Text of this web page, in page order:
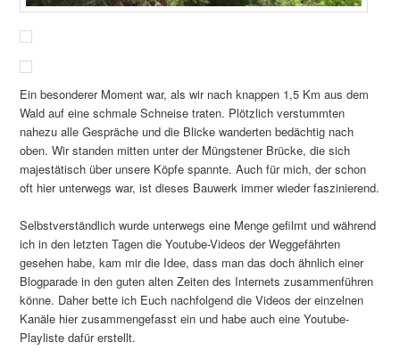
Ein besonderer Moment war, als wir nach knappen 1,5 Km aus dem
Wald auf eine schmale Schneise traten. Plötzlich verstummten
nahezu alle Gespräche und die Blicke wanderten bedächtig nach
oben. Wir standen mitten unter der Müngstener Brücke, die sich
majestätisch über unsere Köpfe spannte. Auch für mich, der schon
oft hier unterwegs war, ist dieses Bauwerk immer wieder faszinierend.
Selbstverständlich wurde unterwegs eine Menge gefilmt und während
ich in den letzten Tagen die Youtube-Videos der Weggefährten
gesehen habe, kam mir die Idee, dass man das doch ähnlich einer
Blogparade in den guten alten Zeiten des Internets zusammenführen
könne. Daher bette ich Euch nachfolgend die Videos der einzelnen
Kanäle hier zusammengefasst ein und habe auch eine Youtube-
Playliste dafür erstellt.